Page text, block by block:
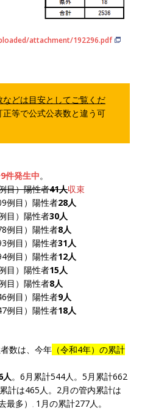
attachment/192296.pdf
などは目安としてご覧くだ
等で公式公表数と違う可
件発生中。
目）陽性者41人収束
例目）陽性者28人
目）陽性者30人
例目）陽性者8人
例目）陽性者31人
例目）陽性者12人
目）陽性者15人
目）陽性者8人
例目）陽性者9人
例目）陽性者18人
数は、今年 （令和4年）の累計
人 。6月累計544人。5月累計662
計は465人。2月の管内累計は
多）
。 1月の累計277人。